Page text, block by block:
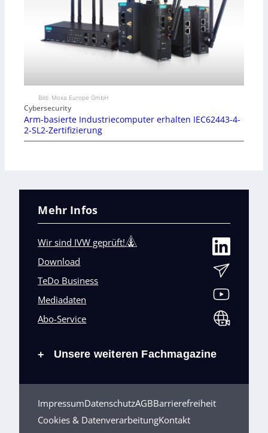
Bild: Moxa Europe GmbH
Cybersecurity
Arm-basierte Industriecomputer erhalten IEC62443-4-
2-SL2-Zertifizierung
Mehr Infos
Wir sind IVW geprüft!
Download
TeDo Business
Mediadaten
Abo-Service
+ Unsere weiteren Fachmagazine
ImpressumDatenschutzAGBBarrierefreiheit
Cookies & DatenverarbeitungKontakt